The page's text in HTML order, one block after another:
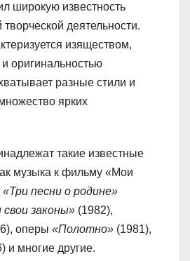
широкую известность
деятельности.
изяществом,
оригинальностью
разные стили и
ярких
такие известные
музыка к фильму «Мои
«Три песни о родине»
законы» (1982),
оперы «Полотно» (1981),
и многие другие.